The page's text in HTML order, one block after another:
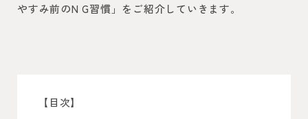
やすみ前のN G習慣」をご紹介していきます。
【目次】